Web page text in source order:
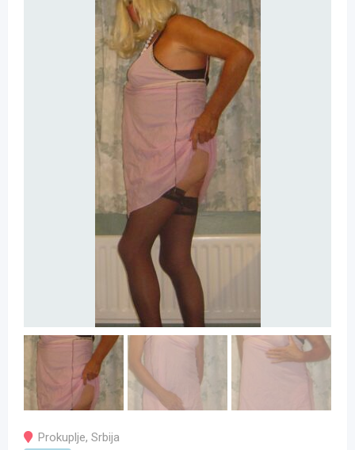
Prokuplje, Srbija